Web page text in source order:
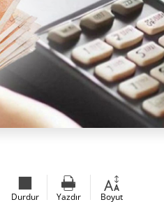
Durdur Yazdır Boyut